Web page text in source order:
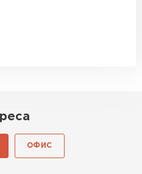
ОФИС